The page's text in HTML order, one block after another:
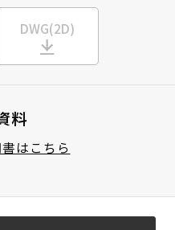
DWG(2D)
料
はこちら